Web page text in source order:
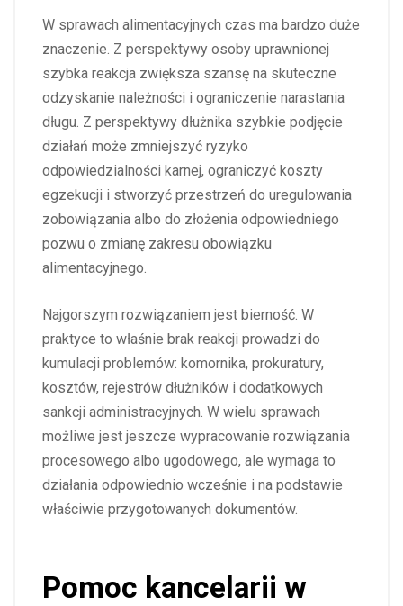
W sprawach alimentacyjnych czas ma bardzo duże
znaczenie. Z perspektywy osoby uprawnionej
szybka reakcja zwiększa szansę na skuteczne
odzyskanie należności i ograniczenie narastania
długu. Z perspektywy dłużnika szybkie podjęcie
działań może zmniejszyć ryzyko
odpowiedzialności karnej, ograniczyć koszty
egzekucji i stworzyć przestrzeń do uregulowania
zobowiązania albo do złożenia odpowiedniego
pozwu o zmianę zakresu obowiązku
alimentacyjnego.
Najgorszym rozwiązaniem jest bierność. W
praktyce to właśnie brak reakcji prowadzi do
kumulacji problemów: komornika, prokuratury,
kosztów, rejestrów dłużników i dodatkowych
sankcji administracyjnych. W wielu sprawach
możliwe jest jeszcze wypracowanie rozwiązania
procesowego albo ugodowego, ale wymaga to
działania odpowiednio wcześnie i na podstawie
właściwie przygotowanych dokumentów.
Pomoc kancelarii w